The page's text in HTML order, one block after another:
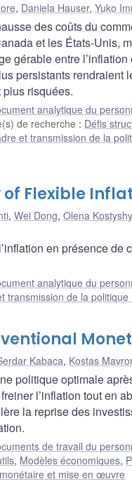
, Daniela Hauser, Yuko
des coûts du
et les États-Unis,
gérable entre
persistants rendraient
risquées.
analytique du
de recherche : Défis
et transmission de la
of Flexible
, Wei Dong, Olena
en présence de
analytique du
transmission de la politique
Kabaca, Kostas
politique optimale
l’inflation tout en
la reprise des
de travail du
, Modèles économiques,
et mise en œuvre